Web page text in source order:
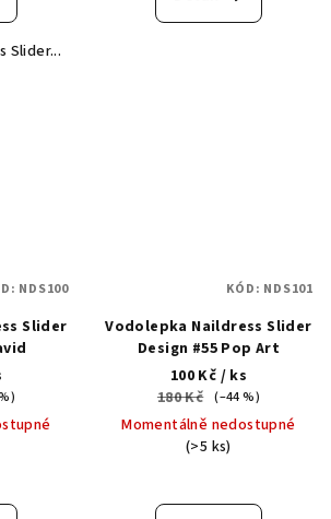
Slider...
Slider
NDS100
Vodolepka Naildress Slider
Design #55 Pop Art
100 Kč / ks
180 Kč (–44 %)
Momentálně nedostupné
(>5 ks)
KÓD: NDS101